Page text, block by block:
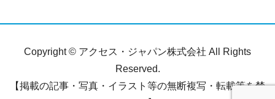
Copyright © アクセス・ジャパン株式会社 All Rights
Reserved.
【掲載の記事・写真・イラスト等の無断複写・転載等を禁